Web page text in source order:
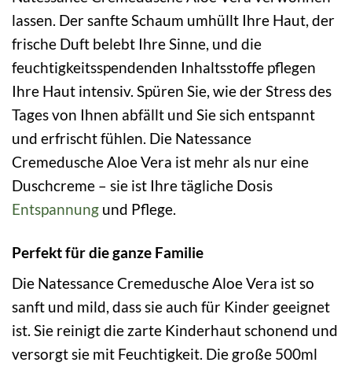
lassen. Der sanfte Schaum umhüllt Ihre Haut, der
frische Duft belebt Ihre Sinne, und die
feuchtigkeitsspendenden Inhaltsstoffe pflegen
Ihre Haut intensiv. Spüren Sie, wie der Stress des
Tages von Ihnen abfällt und Sie sich entspannt
und erfrischt fühlen. Die Natessance
Cremedusche Aloe Vera ist mehr als nur eine
Duschcreme – sie ist Ihre tägliche Dosis
Entspannung und Pflege.
Perfekt für die ganze Familie
Die Natessance Cremedusche Aloe Vera ist so
sanft und mild, dass sie auch für Kinder geeignet
ist. Sie reinigt die zarte Kinderhaut schonend und
versorgt sie mit Feuchtigkeit. Die große 500ml